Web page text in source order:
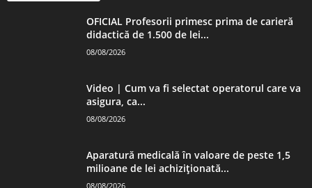
OFICIAL Profesorii primesc prima de carieră
didactică de 1.500 de lei...
08/08/2026
Video | Cum va fi selectat operatorul care va
asigura, ca...
08/08/2026
Aparatură medicală în valoare de peste 1,5
milioane de lei achiziționată...
08/08/2026